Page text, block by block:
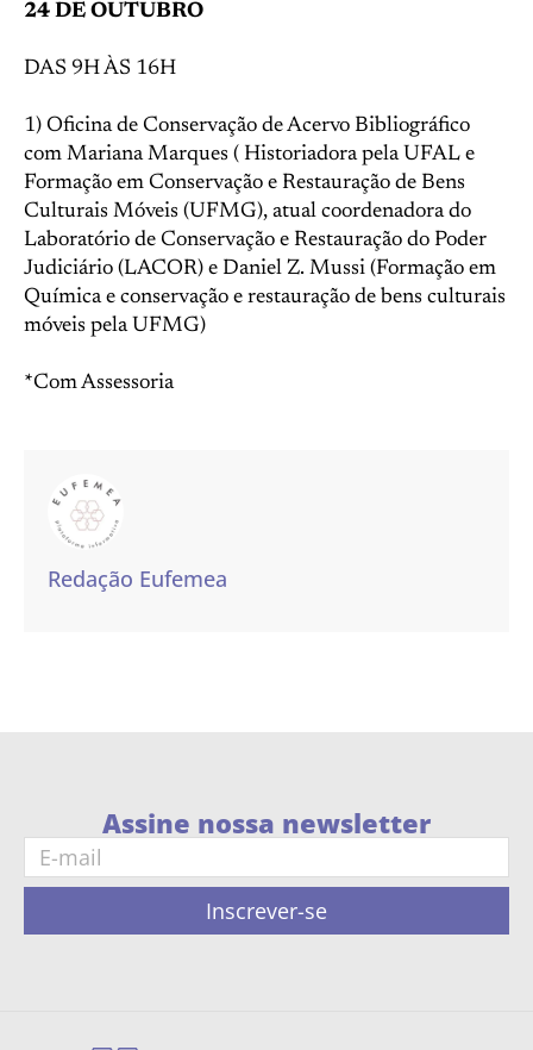
24 DE OUTUBRO
DAS 9H ÀS 16H
1) Oficina de Conservação de Acervo Bibliográfico
com Mariana Marques ( Historiadora pela UFAL e
Formação em Conservação e Restauração de Bens
Culturais Móveis (UFMG), atual coordenadora do
Laboratório de Conservação e Restauração do Poder
Judiciário (LACOR) e Daniel Z. Mussi (Formação em
Química e conservação e restauração de bens culturais
móveis pela UFMG)
*Com Assessoria
Redação Eufemea
Assine nossa newsletter
Inscrever-se